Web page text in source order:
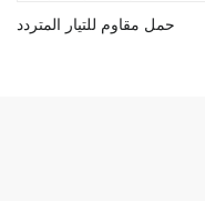
حمل مقاوم للتيار المتردد